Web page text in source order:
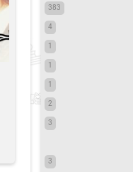
383
4
1
1
1
2
3
3